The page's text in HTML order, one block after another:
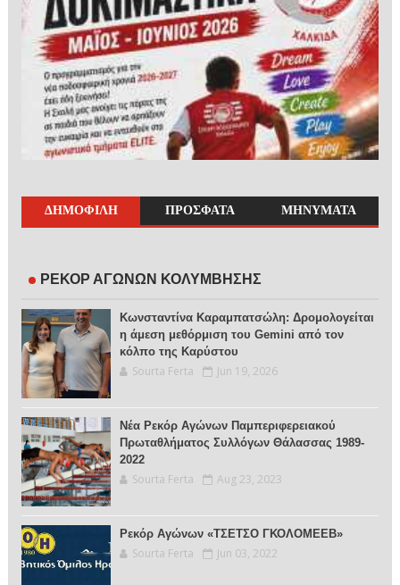
ΔΗΜΟΦΙΛΗ ΠΡΟΣΦΑΤΑ ΜΗΝΥΜΑΤΑ
ΡΕΚΟΡ ΑΓΩΝΩΝ ΚΟΛΥΜΒΗΣΗΣ
Κωνσταντίνα Καραμπατσώλη: Δρομολογείται
η άμεση μεθόρμιση του Gemini από τον
κόλπο της Καρύστου
Sourta Ferta Jun 19, 2026
Νέα Ρεκόρ Αγώνων Παμπεριφερειακού
Πρωταθλήματος Συλλόγων Θάλασσας 1989-
2022
Sourta Ferta Aug 23, 2023
Ρεκόρ Αγώνων «ΤΣΕΤΣΟ ΓΚΟΛΟΜΕΕΒ»
Sourta Ferta Jun 03, 2022